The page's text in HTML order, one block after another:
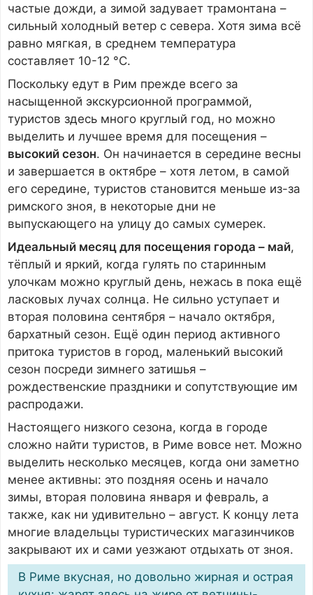
частые дожди, а зимой задувает трамонтана –
сильный холодный ветер с севера. Хотя зима всё
равно мягкая, в среднем температура
составляет 10-12 °С.
Поскольку едут в Рим прежде всего за
насыщенной экскурсионной программой,
туристов здесь много круглый год, но можно
выделить и лучшее время для посещения –
высокий сезон. Он начинается в середине весны
и завершается в октябре – хотя летом, в самой
его середине, туристов становится меньше из-за
римского зноя, в некоторые дни не
выпускающего на улицу до самых сумерек.
Идеальный месяц для посещения города – май,
тёплый и яркий, когда гулять по старинным
улочкам можно круглый день, нежась в пока ещё
ласковых лучах солнца. Не сильно уступает и
вторая половина сентября – начало октября,
бархатный сезон. Ещё один период активного
притока туристов в город, маленький высокий
сезон посреди зимнего затишья –
рождественские праздники и сопутствующие им
распродажи.
Настоящего низкого сезона, когда в городе
сложно найти туристов, в Риме вовсе нет. Можно
выделить несколько месяцев, когда они заметно
менее активны: это поздняя осень и начало
зимы, вторая половина января и февраль, а
также, как ни удивительно – август. К концу лета
многие владельцы туристических магазинчиков
закрывают их и сами уезжают отдыхать от зноя.
В Риме вкусная, но довольно жирная и острая